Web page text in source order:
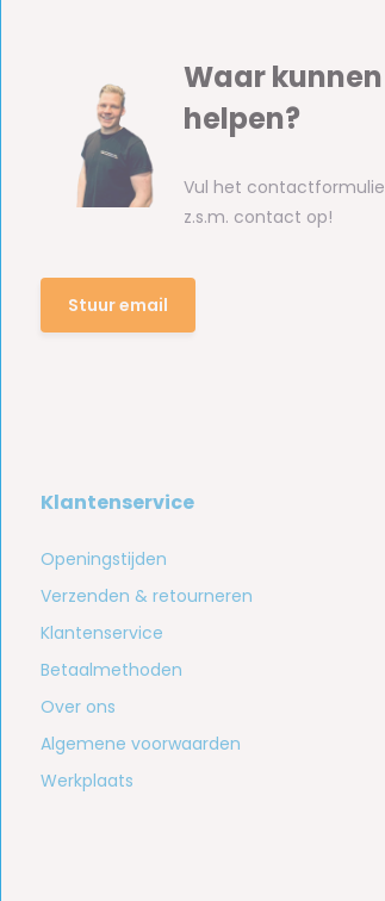
Waar
helpen?
Vul het
z.s.m. contact op!
Stuur email
Klantenservice
Openingstijden
Verzenden & retourneren
Klantenservice
Betaalmethoden
Over ons
Algemene voorwaarden
Werkplaats